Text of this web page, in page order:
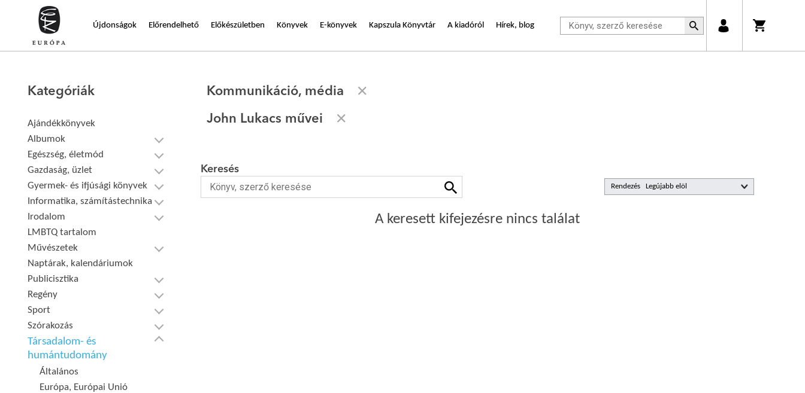
Újdonságok Előrendelhető Előkészületben Könyvek E-könyvek Kapszula Könyvtár A kiadóról Hírek, blog
Kategóriák
Ajándékkönyvek
Albumok
Egészség, életmód
Gazdaság, üzlet
Gyermek- és ifjúsági könyvek
Informatika, számítástechnika
Irodalom
LMBTQ tartalom
Művészetek
Naptárak, kalendáriumok
Publicisztika
Regény
Sport
Szórakozás
Társadalom- és
humántudomány
Általános
Európa, Európai Unió
Kommunikáció, média
John Lukacs művei
Rendezés
Keresés
A keresett kifejezésre nincs találat